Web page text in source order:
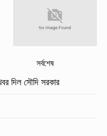
সর্বশেষ
দিল সৌদি সরকার